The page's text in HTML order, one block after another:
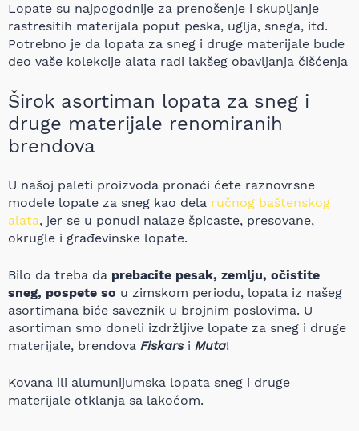
Lopate su najpogodnije za prenošenje i skupljanje
rastresitih materijala poput peska, uglja, snega, itd.
Potrebno je da lopata za sneg i druge materijale bude
deo vaše kolekcije alata radi lakšeg obavljanja čišćenja
Širok asortiman lopata za sneg i
druge materijale renomiranih
brendova
U našoj paleti proizvoda pronaći ćete raznovrsne
modele lopate za sneg kao dela ručnog baštenskog
alata, jer se u ponudi nalaze špicaste, presovane,
okrugle i građevinske lopate.
Bilo da treba da prebacite pesak, zemlju, očistite
sneg, pospete so u zimskom periodu, lopata iz našeg
asortimana biće saveznik u brojnim poslovima. U
asortiman smo doneli izdržljive lopate za sneg i druge
materijale, brendova Fiskars i Muta!
Kovana ili alumunijumska lopata sneg i druge
materijale otklanja sa lakoćom.